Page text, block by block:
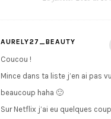
AURELY27_BEAUTY
Coucou !
Mince dans ta liste j’en ai pas vu
beaucoup haha 🙂
Sur Netflix j’ai eu quelques